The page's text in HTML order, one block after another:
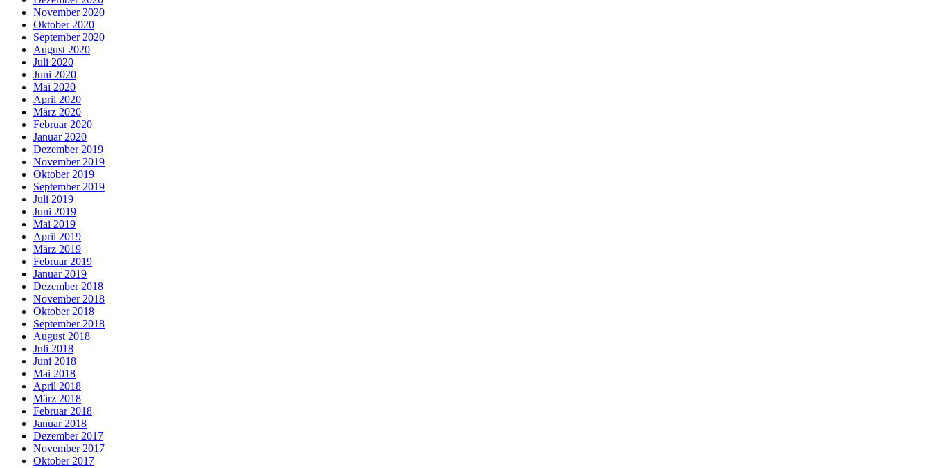
November 2020
Oktober 2020
September 2020
August 2020
Juli 2020
Juni 2020
Mai 2020
April 2020
März 2020
Februar 2020
Januar 2020
Dezember 2019
November 2019
Oktober 2019
September 2019
Juli 2019
Juni 2019
Mai 2019
April 2019
März 2019
Februar 2019
Januar 2019
Dezember 2018
November 2018
Oktober 2018
September 2018
August 2018
Juli 2018
Juni 2018
Mai 2018
April 2018
März 2018
Februar 2018
Januar 2018
Dezember 2017
November 2017
Oktober 2017